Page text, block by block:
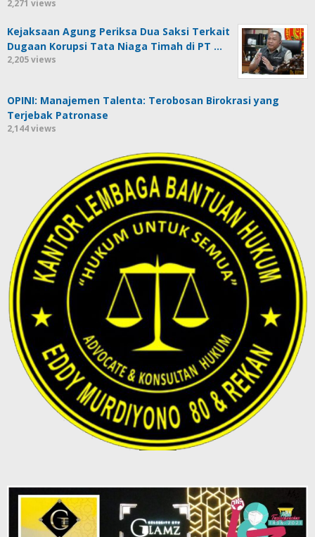
2,271 views
Kejaksaan Agung Periksa Dua Saksi Terkait
Dugaan Korupsi Tata Niaga Timah di PT …
2,205 views
OPINI: Manajemen Talenta: Terobosan Birokrasi yang
Terjebak Patronase
2,144 views